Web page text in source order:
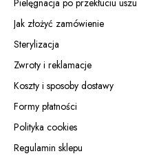
Pielęgnacja po przekłuciu uszu
Jak złożyć zamówienie
Sterylizacja
Zwroty i reklamacje
Koszty i sposoby dostawy
Formy płatności
Polityka cookies
Regulamin sklepu